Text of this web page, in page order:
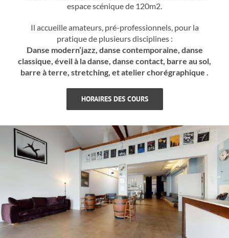
espace scénique de 120m2.
Il accueille amateurs, pré-professionnels, pour la
pratique de plusieurs disciplines :
Danse modern’jazz, danse contemporaine, danse
classique, éveil à la danse, danse contact, barre au sol,
barre à terre, stretching, et atelier chorégraphique .
HORAIRES DES COURS